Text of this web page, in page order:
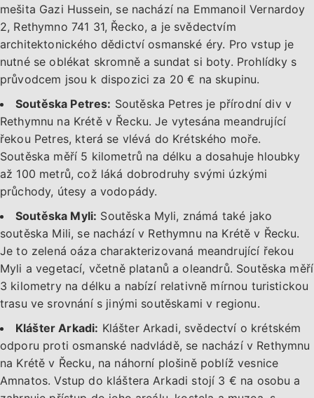
mešita Gazi Hussein, se nachází na Emmanoil Vernardoy
2, Rethymno 741 31, Řecko, a je svědectvím
architektonického dědictví osmanské éry. Pro vstup je
nutné se oblékat skromně a sundat si boty. Prohlídky s
průvodcem jsou k dispozici za 20 € na skupinu.
Soutěska Petres: Soutěska Petres je přírodní div v
Rethymnu na Krétě v Řecku. Je vytesána meandrující
řekou Petres, která se vlévá do Krétského moře.
Soutěska měří 5 kilometrů na délku a dosahuje hloubky
až 100 metrů, což láká dobrodruhy svými úzkými
průchody, útesy a vodopády.
Soutěska Myli: Soutěska Myli, známá také jako
soutěska Mili, se nachází v Rethymnu na Krétě v Řecku.
Je to zelená oáza charakterizovaná meandrující řekou
Myli a vegetací, včetně platanů a oleandrů. Soutěska měří
3 kilometry na délku a nabízí relativně mírnou turistickou
trasu ve srovnání s jinými soutěskami v regionu.
Klášter Arkadi: Klášter Arkadi, svědectví o krétském
odporu proti osmanské nadvládě, se nachází v Rethymnu
na Krétě v Řecku, na náhorní plošině poblíž vesnice
Amnatos. Vstup do kláštera Arkadi stojí 3 € na osobu a